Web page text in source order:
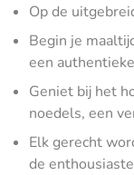
Op de
Begin je
een
Geniet bij het
noedels, een
Elk gerecht
de